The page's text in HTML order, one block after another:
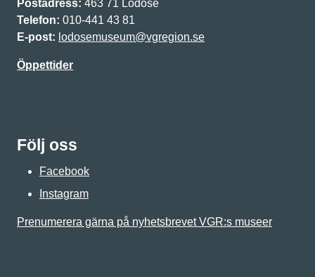
Postadress: 463 71 Lödöse
Telefon: 010-441 43 81
E-post: lodosemuseum@vgregion.se
Öppettider
Följ oss
Facebook
Instagram
Prenumerera gärna på nyhetsbrevet VGR:s museer